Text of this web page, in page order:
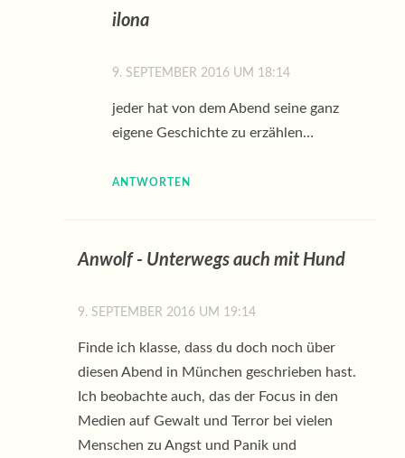
ilona
9. SEPTEMBER 2016 UM 18:14
jeder hat von dem Abend seine ganz
eigene Geschichte zu erzählen…
ANTWORTEN
Anwolf - Unterwegs auch mit Hund
9. SEPTEMBER 2016 UM 19:14
Finde ich klasse, dass du doch noch über
diesen Abend in München geschrieben hast.
Ich beobachte auch, das der Focus in den
Medien auf Gewalt und Terror bei vielen
Menschen zu Angst und Panik und